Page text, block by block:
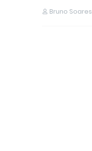
Bruno Soares